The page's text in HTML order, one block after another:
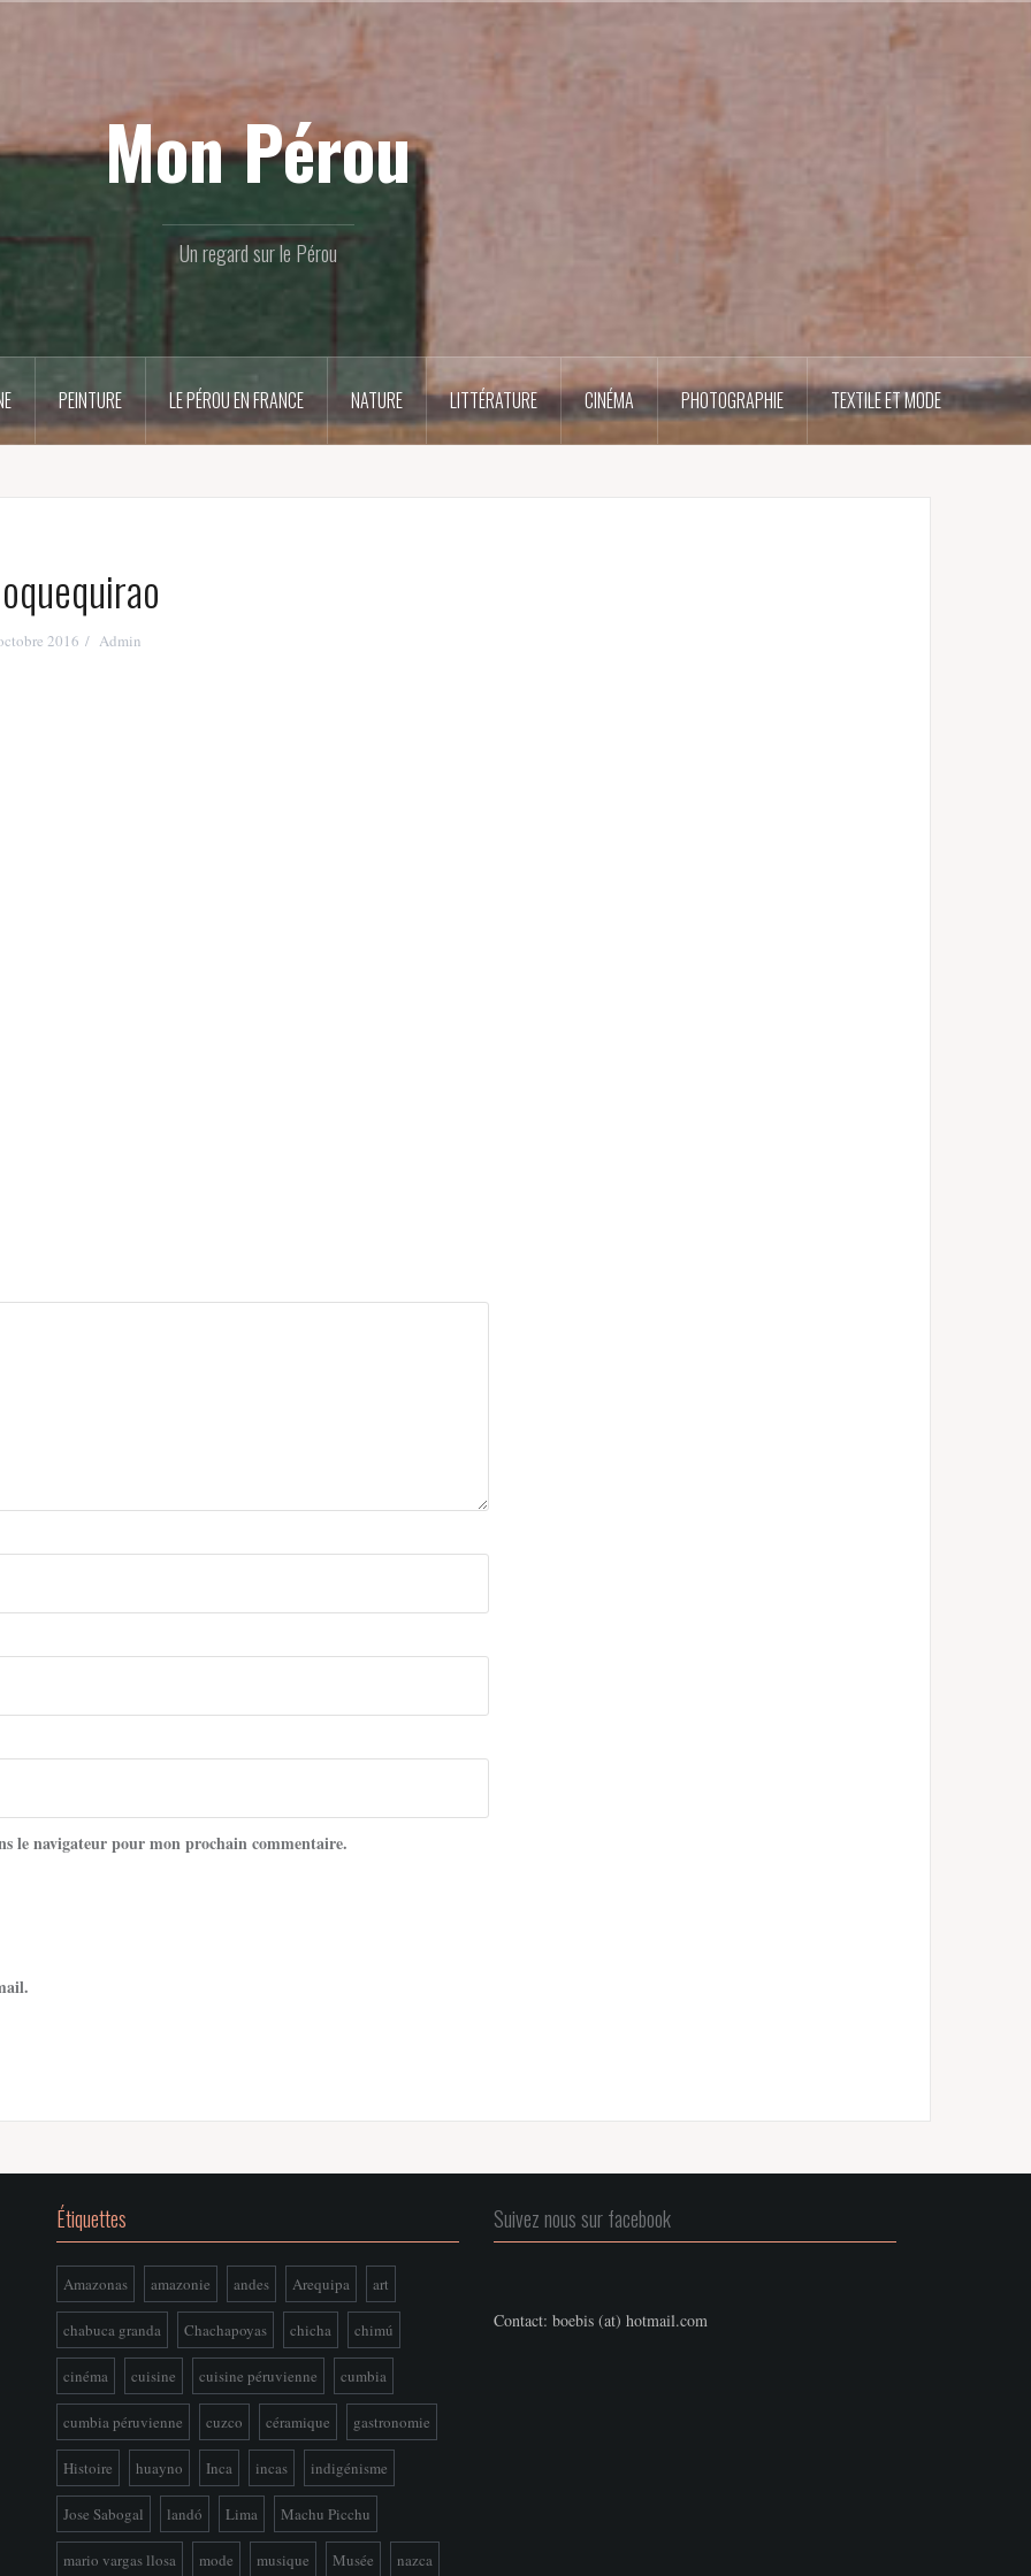
Mon Pérou
Un regard sur le Pérou
PEINTURE LE PÉROU EN FRANCE NATURE LITTÉRATURE CINÉMA PHOTOGRAPHIE TEXTILE ET MODE
2016 Admin
le navigateur pour mon prochain commentaire.
Étiquettes
Amazonas amazonie andes Arequipa art
chabuca granda Chachapoyas chicha chimú
cinéma cuisine cuisine péruvienne cumbia
cumbia péruvienne cuzco céramique gastronomie
Histoire huayno Inca incas indigénisme
Jose Sabogal landó Lima Machu Picchu
mario vargas llosa mode musique Musée nazca
Suivez nous sur facebook
Contact: boebis (at) hotmail.com